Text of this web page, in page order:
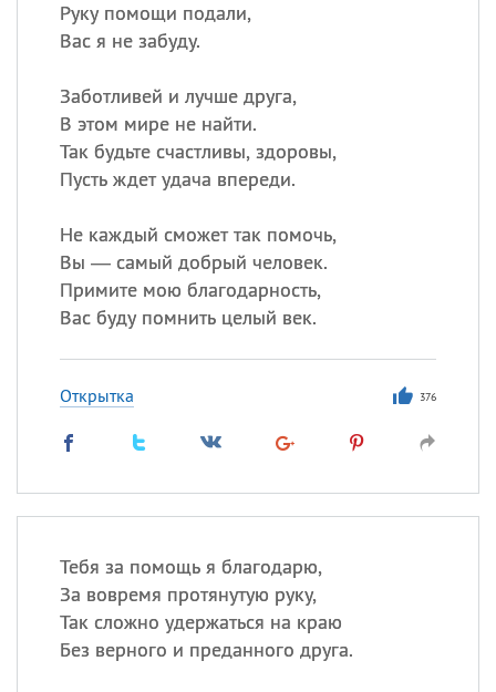
Руку помощи подали,
Вас я не забуду.
Заботливей и лучше друга,
В этом мире не найти.
Так будьте счастливы, здоровы,
Пусть ждет удача впереди.
Не каждый сможет так помочь,
Вы — самый добрый человек.
Примите мою благодарность,
Вас буду помнить целый век.
Открытка 376
Тебя за помощь я благодарю,
За вовремя протянутую руку,
Так сложно удержаться на краю
Без верного и преданного друга.